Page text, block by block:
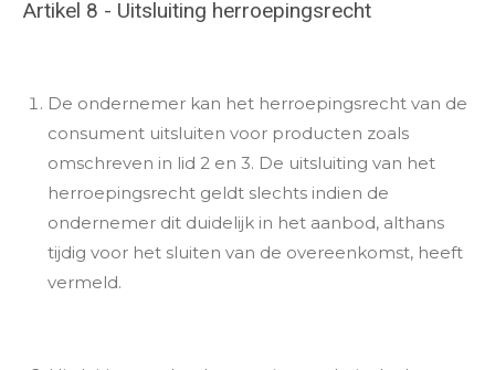
Artikel 8 - Uitsluiting herroepingsrecht
De ondernemer kan het herroepingsrecht van de
consument uitsluiten voor producten zoals
omschreven in lid 2 en 3. De uitsluiting van het
herroepingsrecht geldt slechts indien de
ondernemer dit duidelijk in het aanbod, althans
tijdig voor het sluiten van de overeenkomst, heeft
vermeld.